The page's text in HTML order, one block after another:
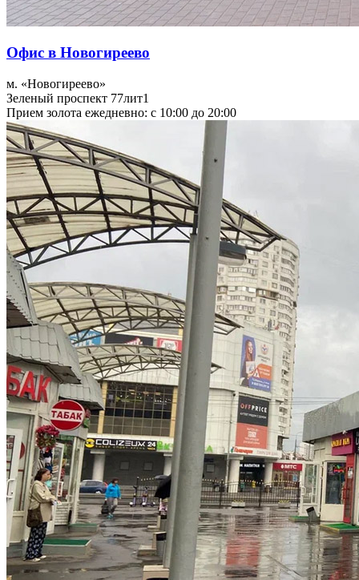
Офис в Новогиреево
м. «Новогиреево»
Зеленый проспект 77лит1
Прием золота ежедневно: с 10:00 до 20:00